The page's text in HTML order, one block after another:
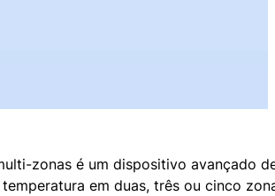
zonas é um dispositivo avançado
em duas, três ou cinco